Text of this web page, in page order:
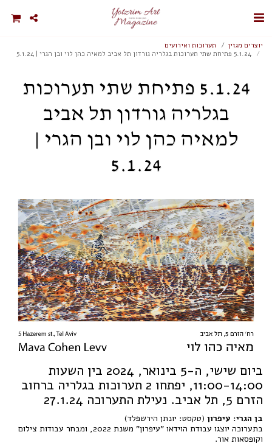
יוצרים מגזין
תערוכות ואירועים
5.1.24 פתיחת שתי תערוכות בגלריה גורדון תל אביב למאיה כהן לוי ובן הגרי | 5.1.24
5.1.24 פתיחת שתי תערוכות
בגלריה גורדון תל אביב
למאיה כהן לוי ובן הגרי |
5.1.24
ביום שישי, ה-5 בינואר, 2024 בין השעות
11:00-14:00, יפתחו 2 תערוכות בגלריה ברחוב
הזרם 5, תל אביב. נעילת התערוכה 27.1.24
בן הגרי: עיפרון (טקסט: יונתן הירשפלד)
בתערוכה יוצגו עבודת הוידאו "עיפרון" משנת 2022, ומבחר עבודות צילום
וקופסאות אור.